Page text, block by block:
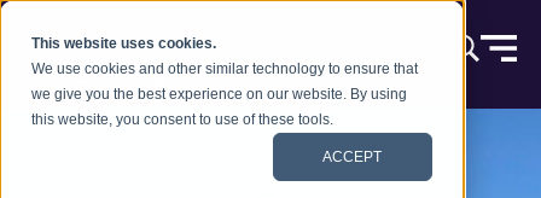
This website uses cookies.
We use cookies and other similar technology to ensure that
we give you the best experience on our website. By using
this website, you consent to use of these tools.
ACCEPT
Skip to content